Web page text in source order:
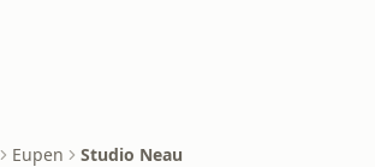
Eupen Studio Neau